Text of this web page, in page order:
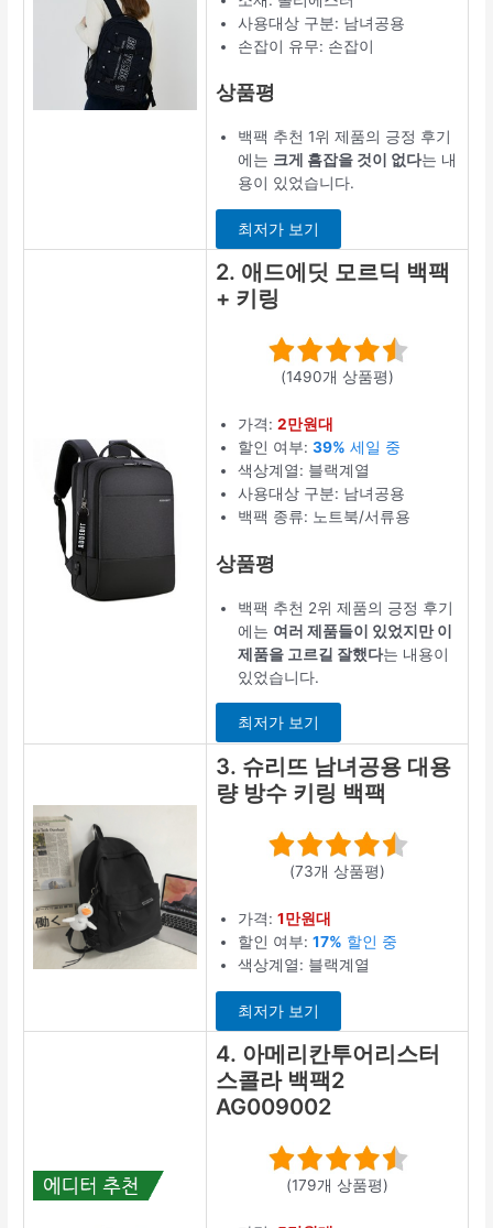
사용대상 구분: 남녀공용
손잡이 유무: 손잡이
상품평
백팩 추천 1위 제품의 긍정 후기
에는 크게 흠잡을 것이 없다는 내
용이 있었습니다.
최저가 보기
2. 애드에딧 모르딕 백팩
+ 키링
(1490개 상품평)
가격:2만원대
할인 여부:39% 세일 중
색상계열: 블랙계열
사용대상 구분: 남녀공용
백팩 종류: 노트북/서류용
상품평
백팩 추천 2위 제품의 긍정 후기
에는 여러 제품들이 있었지만 이
제품을 고르길 잘했다는 내용이
있었습니다.
최저가 보기
3. 슈리뜨 남녀공용 대용
량 방수 키링 백팩
(73개 상품평)
가격:1만원대
할인 여부:17% 할인 중
색상계열: 블랙계열
최저가 보기
4. 아메리칸투어리스터
스콜라 백팩2
AG009002
(179개 상품평)